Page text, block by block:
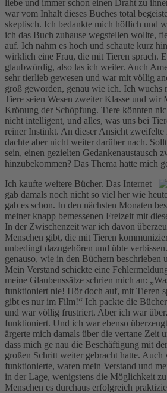
liebe und immer schon einen Draht zu
war vom Inhalt dieses Buches total
skeptisch. Ich bedankte mich höflich und
ich das Buch zuhause wegstellen wollte,
auf. Ich nahm es hoch und schaute kurz
wirklich eine Frau, die mit Tieren sprach.
glaubwürdig, also las ich weiter. Auch
sehr tierlieb gewesen und war mit völlig
groß geworden, genau wie ich. Ich wuchs
Tiere seien Wesen zweiter Klasse und wir
Krönung der Schöpfung. Tiere könnten
nicht intelligent, und alles, was uns bei
reiner Instinkt. An dieser Ansicht zweifelte
dachte aber nicht weiter darüber nach.
sein, einen gezielten Gedankenaustausch
hinzubekommen? Das Thema hatte mich
Ich kaufte weitere Bücher. Das Internet
gab damals noch nicht so viel her wie
gab es schon. In den nächsten Monaten
meiner knapp bemessenen Freizeit mit
In der Zwischenzeit war ich davon
Menschen gibt, die mit Tieren
unbedingt dazugehören und übte
genauso, wie in den Büchern beschrieben
Mein Verstand schickte eine
meine Glaubenssätze schrien mich an:
funktioniert nie! Hör doch auf, mit Tieren
gibt es nur im Film!“ Ich packte die
und war völlig frustriert. Aber ich war
funktioniert. Und ich war ebenso
ärgerte mich damals über die vertane Zeit
dass mich ge nau die Beschäftigung mit
großen Schritt weiter gebracht hatte.
funktionierte, waren mein Verstand und
in der Lage, wenigstens die Möglichkeit zu
Menschen es durchaus erfolgreich